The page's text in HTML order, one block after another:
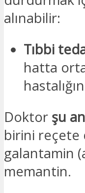
alınabilir:
Tıbbi
hatta
Doktor şu
birini reçete
galantamin
memantin.